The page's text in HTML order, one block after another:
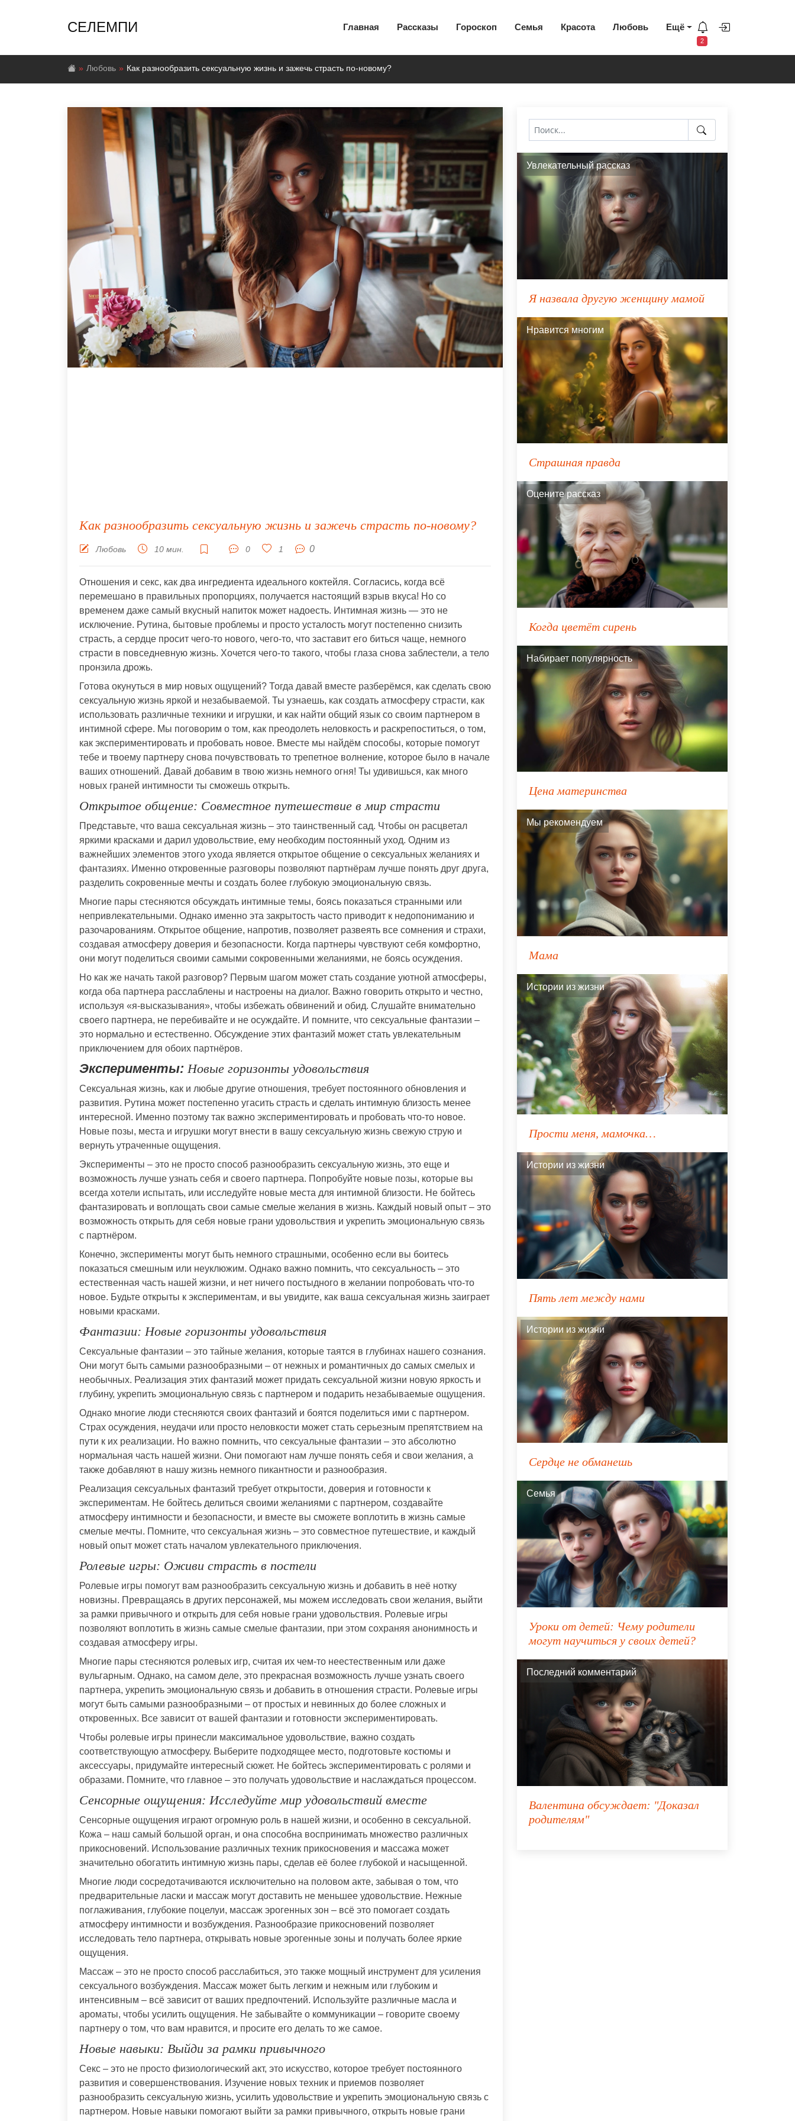
СЕЛЕМПИ Главная Рассказы Гороскоп Семья Красота Любовь Ещё
2
Любовь Как разнообразить сексуальную жизнь и зажечь страсть по-новому?
Как разнообразить сексуальную жизнь и зажечь страсть по-новому?
Любовь 10 мин. 0 1 0
Отношения и секс, как два ингредиента идеального коктейля. Согласись, когда всё
перемешано в правильных пропорциях, получается настоящий взрыв вкуса! Но со
временем даже самый вкусный напиток может надоесть. Интимная жизнь — это не
исключение. Рутина, бытовые проблемы и просто усталость могут постепенно снизить
страсть, а сердце просит чего-то нового, чего-то, что заставит его биться чаще, немного
страсти в повседневную жизнь. Хочется чего-то такого, чтобы глаза снова заблестели, а тело
пронзила дрожь.
Готова окунуться в мир новых ощущений? Тогда давай вместе разберёмся, как сделать свою
сексуальную жизнь яркой и незабываемой. Ты узнаешь, как создать атмосферу страсти, как
использовать различные техники и игрушки, и как найти общий язык со своим партнером в
интимной сфере. Мы поговорим о том, как преодолеть неловкость и раскрепоститься, о том,
как экспериментировать и пробовать новое. Вместе мы найдём способы, которые помогут
тебе и твоему партнеру снова почувствовать то трепетное волнение, которое было в начале
ваших отношений. Давай добавим в твою жизнь немного огня! Ты удивишься, как много
новых граней интимности ты сможешь открыть.
Открытое общение: Совместное путешествие в мир страсти
Представьте, что ваша сексуальная жизнь – это таинственный сад. Чтобы он расцветал
яркими красками и дарил удовольствие, ему необходим постоянный уход. Одним из
важнейших элементов этого ухода является открытое общение о сексуальных желаниях и
фантазиях. Именно откровенные разговоры позволяют партнёрам лучше понять друг друга,
разделить сокровенные мечты и создать более глубокую эмоциональную связь.
Многие пары стесняются обсуждать интимные темы, боясь показаться странными или
непривлекательными. Однако именно эта закрытость часто приводит к недопониманию и
разочарованиям. Открытое общение, напротив, позволяет развеять все сомнения и страхи,
создавая атмосферу доверия и безопасности. Когда партнеры чувствуют себя комфортно,
они могут поделиться своими самыми сокровенными желаниями, не боясь осуждения.
Но как же начать такой разговор? Первым шагом может стать создание уютной атмосферы,
когда оба партнера расслаблены и настроены на диалог. Важно говорить открыто и честно,
используя «я-высказывания», чтобы избежать обвинений и обид. Слушайте внимательно
своего партнера, не перебивайте и не осуждайте. И помните, что сексуальные фантазии –
это нормально и естественно. Обсуждение этих фантазий может стать увлекательным
приключением для обоих партнёров.
Эксперименты: Новые горизонты удовольствия
Сексуальная жизнь, как и любые другие отношения, требует постоянного обновления и
развития. Рутина может постепенно угасить страсть и сделать интимную близость менее
интересной. Именно поэтому так важно экспериментировать и пробовать что-то новое.
Новые позы, места и игрушки могут внести в вашу сексуальную жизнь свежую струю и
вернуть утраченные ощущения.
Эксперименты – это не просто способ разнообразить сексуальную жизнь, это еще и
возможность лучше узнать себя и своего партнера. Попробуйте новые позы, которые вы
всегда хотели испытать, или исследуйте новые места для интимной близости. Не бойтесь
фантазировать и воплощать свои самые смелые желания в жизнь. Каждый новый опыт – это
возможность открыть для себя новые грани удовольствия и укрепить эмоциональную связь
с партнёром.
Конечно, эксперименты могут быть немного страшными, особенно если вы боитесь
показаться смешным или неуклюжим. Однако важно помнить, что сексуальность – это
естественная часть нашей жизни, и нет ничего постыдного в желании попробовать что-то
новое. Будьте открыты к экспериментам, и вы увидите, как ваша сексуальная жизнь заиграет
новыми красками.
Фантазии: Новые горизонты удовольствия
Сексуальные фантазии – это тайные желания, которые таятся в глубинах нашего сознания.
Они могут быть самыми разнообразными – от нежных и романтичных до самых смелых и
необычных. Реализация этих фантазий может придать сексуальной жизни новую яркость и
глубину, укрепить эмоциональную связь с партнером и подарить незабываемые ощущения.
Однако многие люди стесняются своих фантазий и боятся поделиться ими с партнером.
Страх осуждения, неудачи или просто неловкости может стать серьезным препятствием на
пути к их реализации. Но важно помнить, что сексуальные фантазии – это абсолютно
нормальная часть нашей жизни. Они помогают нам лучше понять себя и свои желания, а
также добавляют в нашу жизнь немного пикантности и разнообразия.
Реализация сексуальных фантазий требует открытости, доверия и готовности к
экспериментам. Не бойтесь делиться своими желаниями с партнером, создавайте
атмосферу интимности и безопасности, и вместе вы сможете воплотить в жизнь самые
смелые мечты. Помните, что сексуальная жизнь – это совместное путешествие, и каждый
новый опыт может стать началом увлекательного приключения.
Ролевые игры: Оживи страсть в постели
Ролевые игры помогут вам разнообразить сексуальную жизнь и добавить в неё нотку
новизны. Превращаясь в других персонажей, мы можем исследовать свои желания, выйти
за рамки привычного и открыть для себя новые грани удовольствия. Ролевые игры
позволяют воплотить в жизнь самые смелые фантазии, при этом сохраняя анонимность и
создавая атмосферу игры.
Многие пары стесняются ролевых игр, считая их чем-то неестественным или даже
вульгарным. Однако, на самом деле, это прекрасная возможность лучше узнать своего
партнера, укрепить эмоциональную связь и добавить в отношения страсти. Ролевые игры
могут быть самыми разнообразными – от простых и невинных до более сложных и
откровенных. Все зависит от вашей фантазии и готовности экспериментировать.
Чтобы ролевые игры принесли максимальное удовольствие, важно создать
соответствующую атмосферу. Выберите подходящее место, подготовьте костюмы и
аксессуары, придумайте интересный сюжет. Не бойтесь экспериментировать с ролями и
образами. Помните, что главное – это получать удовольствие и наслаждаться процессом.
Сенсорные ощущения: Исследуйте мир удовольствий вместе
Сенсорные ощущения играют огромную роль в нашей жизни, и особенно в сексуальной.
Кожа – наш самый большой орган, и она способна воспринимать множество различных
прикосновений. Использование различных техник прикосновения и массажа может
значительно обогатить интимную жизнь пары, сделав её более глубокой и насыщенной.
Многие люди сосредотачиваются исключительно на половом акте, забывая о том, что
предварительные ласки и массаж могут доставить не меньшее удовольствие. Нежные
поглаживания, глубокие поцелуи, массаж эрогенных зон – всё это помогает создать
атмосферу интимности и возбуждения. Разнообразие прикосновений позволяет
исследовать тело партнера, открывать новые эрогенные зоны и получать более яркие
ощущения.
Массаж – это не просто способ расслабиться, это также мощный инструмент для усиления
сексуального возбуждения. Массаж может быть легким и нежным или глубоким и
интенсивным – всё зависит от ваших предпочтений. Используйте различные масла и
ароматы, чтобы усилить ощущения. Не забывайте о коммуникации – говорите своему
партнеру о том, что вам нравится, и просите его делать то же самое.
Новые навыки: Выйди за рамки привычного
Секс – это не просто физиологический акт, это искусство, которое требует постоянного
развития и совершенствования. Изучение новых техник и приемов позволяет
разнообразить сексуальную жизнь, усилить удовольствие и укрепить эмоциональную связь с
партнером. Новые навыки помогают выйти за рамки привычного, открыть новые грани
Увлекательный рассказ
Я назвала другую женщину мамой
Нравится многим
Страшная правда
Оцените рассказ
Когда цветёт сирень
Набирает популярность
Цена материнства
Мы рекомендуем
Мама
Истории из жизни
Прости меня, мамочка…
Истории из жизни
Пять лет между нами
Истории из жизни
Сердце не обманешь
Семья
⁣Уроки от детей: Чему родители
могут научиться у своих детей?
Последний комментарий
Валентина обсуждает: "Доказал
родителям"